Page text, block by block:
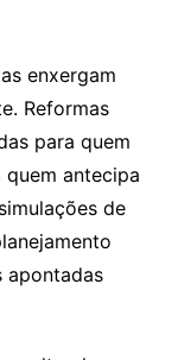
enxergam
Reformas
para quem
antecipa
de
apontadas